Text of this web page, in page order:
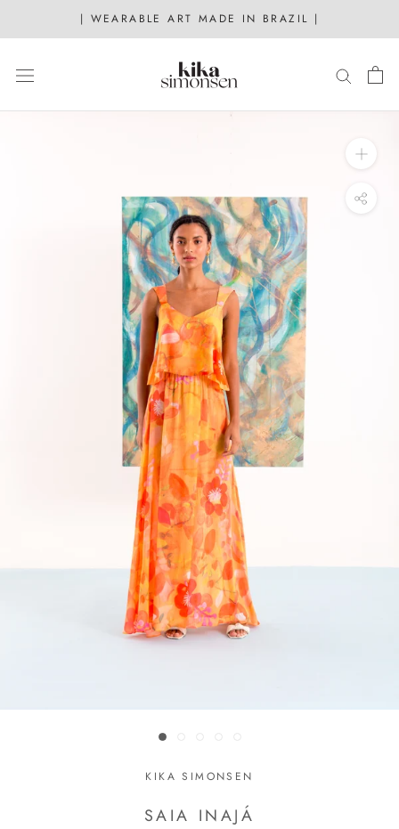
to
| WEARABLE ART MADE IN BRAZIL |
KIKA SIMONSEN
SAIA INAJÁ